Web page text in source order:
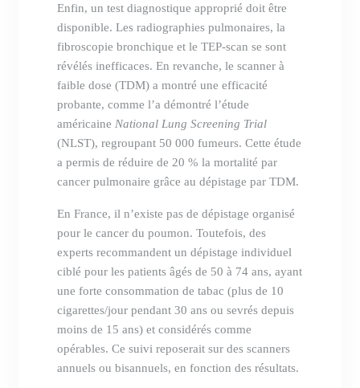
Enfin, un test diagnostique approprié doit être
disponible. Les radiographies pulmonaires, la
fibroscopie bronchique et le TEP-scan se sont
révélés inefficaces. En revanche, le scanner à
faible dose (TDM) a montré une efficacité
probante, comme l’a démontré l’étude
américaine National Lung Screening Trial
(NLST), regroupant 50 000 fumeurs. Cette étude
a permis de réduire de 20 % la mortalité par
cancer pulmonaire grâce au dépistage par TDM.
En France, il n’existe pas de dépistage organisé
pour le cancer du poumon. Toutefois, des
experts recommandent un dépistage individuel
ciblé pour les patients âgés de 50 à 74 ans, ayant
une forte consommation de tabac (plus de 10
cigarettes/jour pendant 30 ans ou sevrés depuis
moins de 15 ans) et considérés comme
opérables. Ce suivi reposerait sur des scanners
annuels ou bisannuels, en fonction des résultats.